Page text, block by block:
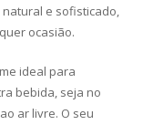
e sofisticado,
ocasião.
ideal para
bebida, seja no
ar livre. O seu